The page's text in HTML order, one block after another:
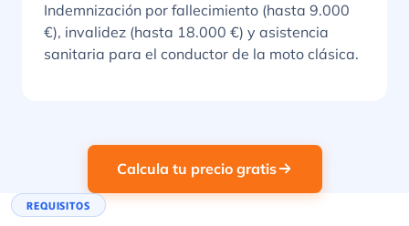
Indemnización por fallecimiento (hasta 9.000
€), invalidez (hasta 18.000 €) y asistencia
sanitaria para el conductor de la moto clásica.
Calcula tu precio gratis
REQUISITOS